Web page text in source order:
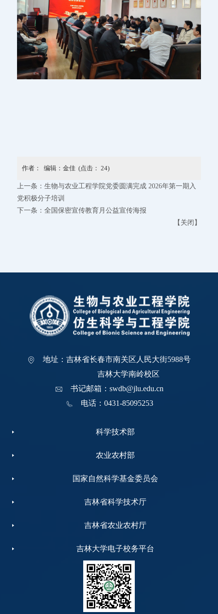
作者： 编辑：金佳 (点击： 24)
上一条： 生物与农业工程学院党委圆满完成 2026年第一期入
党积极分子培训
下一条： 全国保密宣传教育月公益宣传海报
【 关闭 】
地址：吉林省长春市南关区人民大街5988号
吉林大学南岭校区
书记邮箱：swdb@jlu.edu.cn
电话：0431-85095253
科学技术部
农业农村部
国家自然科学基金委员会
吉林省科学技术厅
吉林省农业农村厅
吉林大学电子校务平台